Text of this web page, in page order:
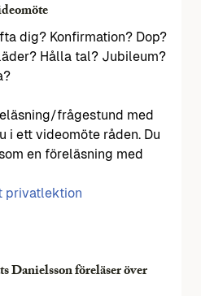
dig? Konfirmation? Dop?
Hålla tal? Jubileum?
frågestund med
i ett videomöte råden. Du
en föreläsning med
privatlektion
Danielsson föreläser över